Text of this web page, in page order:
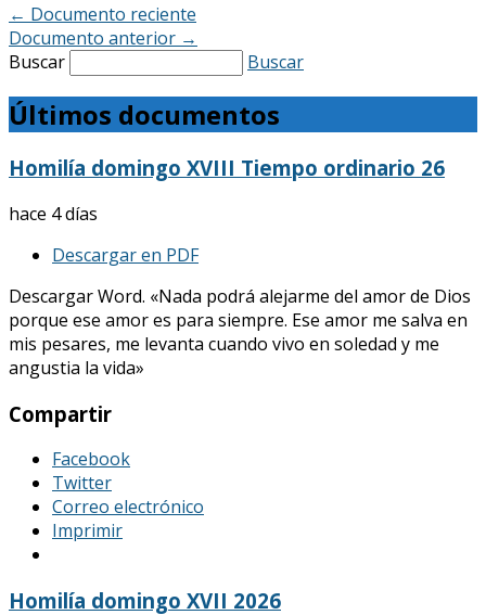
← Documento reciente
Documento anterior →
Buscar
Buscar
Últimos documentos
Homilía domingo XVIII Tiempo ordinario 26
hace 4 días
Descargar en PDF
Descargar Word. «Nada podrá alejarme del amor de Dios
porque ese amor es para siempre. Ese amor me salva en
mis pesares, me levanta cuando vivo en soledad y me
angustia la vida»
Compartir
Facebook
Twitter
Correo electrónico
Imprimir
Homilía domingo XVII 2026